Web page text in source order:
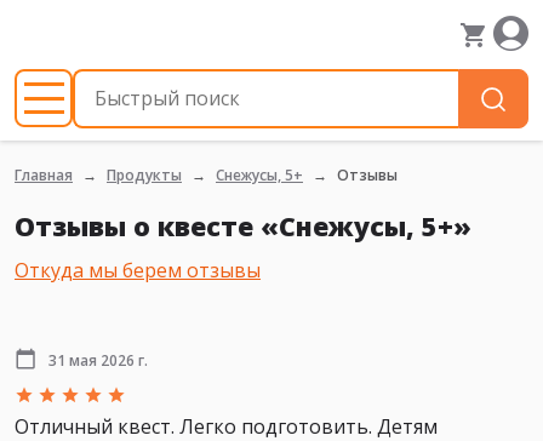
Главная Продукты Снежусы, 5+ Отзывы
Отзывы о квесте «Снежусы, 5+»
Откуда мы берем отзывы
31 мая 2026 г.
Отличный квест. Легко подготовить. Детям